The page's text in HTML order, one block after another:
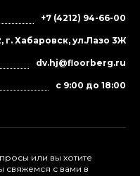
+7 (4212) 94-66-00
г. Хабаровск, ул.Лазо 3Ж
dv.hj@floorberg.ru
с 9:00 до 18:00
или вы хотите
свяжемся с вами в